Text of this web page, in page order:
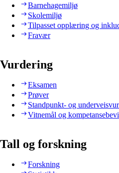
Barnehagemiljø
Skolemiljø
Tilpasset opplæring og
Fravær
Vurdering
Eksamen
Prøver
Standpunkt- og
Vitnemål og
Tall og forskning
Forskning